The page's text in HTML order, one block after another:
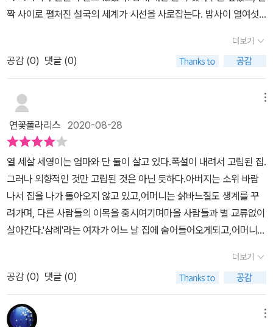
은 것들이 마법 같은 기운을 불러일으키며 환상성을 더한다. 도통 어
디 사투리인지 감을 못잡았는데 작가님이 경북 청송 출신이셨다. 같
은 경상도라 읽는데 아무 지장이 없었구나 싶으면서도 나 사는 곳의
사투리와는 앵간히 다른 느낌인 것도 놀랍고 재미있다. (이전에는 어
을의 정경을 그려내는 사춘기 소년 '나'는 시종일관 침착하고 서정적
지한 채 어지간한 일에는 끄떡도 하지 않던 어머니에게서 비롯되었을
까. 다른 점이 있다면 나는 무던하고 어머니는 애써 무던을 가장하느
라 애간장이 다 녹았을 지경이라는 것. 이것이 소설의 반전을 끌어낸
게 아닌가 싶다.아이와 어머니의 동시적 성장을 다룬 소설, 문학동네
한국문학전집 005 김주영의 '홍어'다.---------------------------
------네이버독서카페 리딩투데이로부터 도서를 제공받아 직접 읽고
남긴 주관적 후기입니다.
짝 사이로 펼쳐진 설국의 세계가 시선을 사로잡는다. 밤사이 열여섯
는 이름을 지어준다. 부엌 문설주에 매 달아논 홍어가 보이지 않았다.
홍어는 숙회나 찜을 해서 먹는데 아버지가 홍어찜을 좋아했다. 홍어
는 부재하는 아버지의 별명이기도 한데 삼례가 먹었거나 없어졌던 것
이다. 음력 보름 부터 겨울 내내 가오리연을 띄우며 살았다. 삯바느질
로 가계를 꾸려나가고 있었지만 많은 창호지 옷본들 중에서 새로운
연을 만드는 어머니의 표정은 너무나 진지하였다. 그것이 떠돌이 생
활을 하고 있는 아버지에게 던지는 어머니의 화두였다는 것은 훨씬
뒷날에야 깨달았다. 오년 전 아버지가 집을 떠난 이후 이웃의 남정네
들과는 철저한 단절을 두었고, 아낙네들끼라도 야단스러운 교류를 하
지 않았다. 소모적인 감정 발산을 최대한으로 절제하는 이면에는 남
편으로부터 외면당한 모멸감이 자리잡고 있었다. 옆집 남자가 춘일옥
에 부인과 아버지가 불미스러운 일을 벌여 거리매질 당하지 않으려고
야밤 줄행랑하게 된 이야기를 해준다. 어머니는 삼례가 춘일옥 작부
을 하는 것은 한풀이라고 말한다. 세영은 바람이 불지 않아 연을 날리
지 못하고 돌아갔을 때 어머니의 우울한 얼굴이 눈에 선하게 떠오른
더보기
공감 (0) 댓글 (0)
연꽃폴라리스 2020-08-28
열 세살 세영이는 엄마와 단 둘이 살고 있다.폭설이 내려서 고립된 집.
그러나 외향적인 것만 고립된 것은 아닌 듯하다.아버지는 소위 바람
나서 집을 나가 돌아오지 않고 있고,어머니는 삵바느질도 생계를 꾸
려가며, 다른 사람들의 이목을 중시여기며마을 사람들과 별 교류없이
살아간다.'삼례'라는 여자가 어느 날 집에 숨어들어오게되고,어머니는
일까? 남편이 그리워서일까?같이 살던 삼례는 어느날 집을 나가게된
다.그리고 시간이 흘러 낯선 여자가 아기를 하나 데리고 들어오게된
다.차편을 알아보러 나간 여자는 돌아오지 않는다아버지의 자식이라
며 그 아기를 어머니가 또 거둔다.이 또한 남편이 그리워서일까?아니
더보기
공감 (0) 댓글 (0)